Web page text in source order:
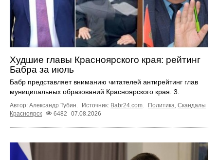
Худшие главы Красноярского края: рейтинг
Бабра за июль
Бабр представляет вниманию читателей антирейтинг глав
муниципальных образований Красноярского края. 3.
Автор: Александр Тубин. Источник: Babr24.com Политика Скандалы
Красноярск
6482 07.08.2026